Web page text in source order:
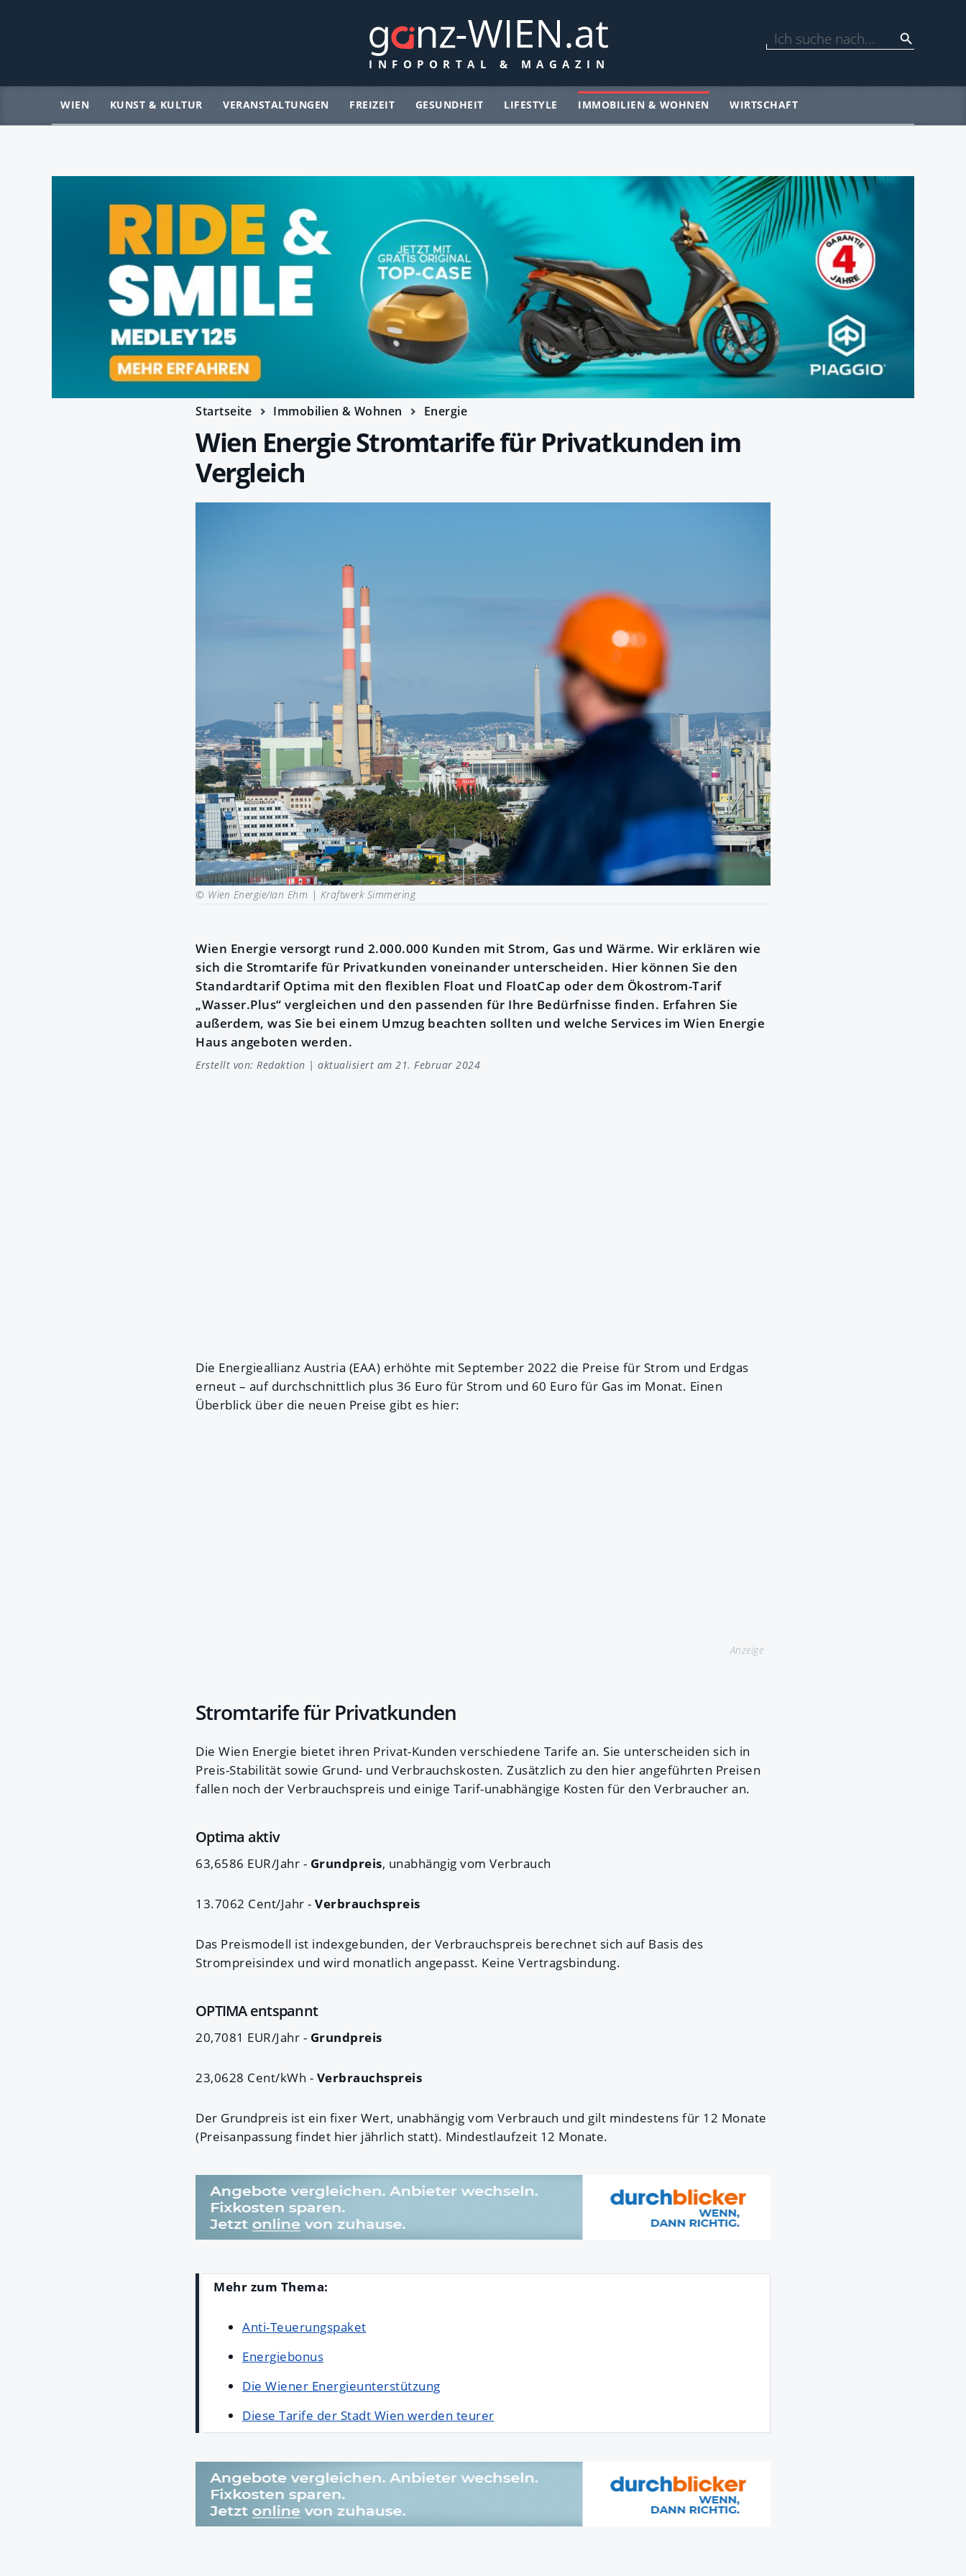
WIEN KUNST & KULTUR VERANSTALTUNGEN FREIZEIT GESUNDHEIT LIFESTYLE IMMOBILIEN & WOHNEN WIRTSCHAFT
Startseite Immobilien & Wohnen Energie
Wien Energie Stromtarife für Privatkunden im
Vergleich
© Wien Energie/Ian Ehm | Kraftwerk Simmering
Wien Energie versorgt rund 2.000.000 Kunden mit Strom, Gas und Wärme. Wir erklären wie
sich die Stromtarife für Privatkunden voneinander unterscheiden. Hier können Sie den
Standardtarif Optima mit den flexiblen Float und FloatCap oder dem Ökostrom-Tarif
„Wasser.Plus“ vergleichen und den passenden für Ihre Bedürfnisse finden. Erfahren Sie
außerdem, was Sie bei einem Umzug beachten sollten und welche Services im Wien Energie
Haus angeboten werden.
Erstellt von: Redaktion | aktualisiert am 21. Februar 2024
Die Energieallianz Austria (EAA) erhöhte mit September 2022 die Preise für Strom und Erdgas
erneut – auf durchschnittlich plus 36 Euro für Strom und 60 Euro für Gas im Monat. Einen
Überblick über die neuen Preise gibt es hier:
Anzeige
Stromtarife für Privatkunden
Die Wien Energie bietet ihren Privat-Kunden verschiedene Tarife an. Sie unterscheiden sich in
Preis-Stabilität sowie Grund- und Verbrauchskosten. Zusätzlich zu den hier angeführten Preisen
fallen noch der Verbrauchspreis und einige Tarif-unabhängige Kosten für den Verbraucher an.
Optima aktiv
63,6586 EUR/Jahr - Grundpreis, unabhängig vom Verbrauch
13.7062 Cent/Jahr - Verbrauchspreis
Das Preismodell ist indexgebunden, der Verbrauchspreis berechnet sich auf Basis des
Strompreisindex und wird monatlich angepasst. Keine Vertragsbindung.
OPTIMA entspannt
20,7081 EUR/Jahr - Grundpreis
23,0628 Cent/kWh - Verbrauchspreis
Der Grundpreis ist ein fixer Wert, unabhängig vom Verbrauch und gilt mindestens für 12 Monate
(Preisanpassung findet hier jährlich statt). Mindestlaufzeit 12 Monate.
Mehr zum Thema:
Anti-Teuerungspaket
Energiebonus
Die Wiener Energieunterstützung
Diese Tarife der Stadt Wien werden teurer